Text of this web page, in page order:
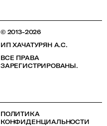
© 2013-2026
ИП ХАЧАТУРЯН А.С.
ВСЕ ПРАВА
ЗАРЕГИСТРИРОВАНЫ.
ПОЛИТИКА
КОНФИДЕНЦИАЛЬНОСТИ